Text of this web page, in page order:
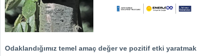
Odaklandığımız temel amaç değer ve pozitif etki yaratmak